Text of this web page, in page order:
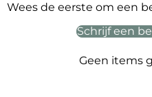
Wees de eerste om een
Schrijf een
Geen items